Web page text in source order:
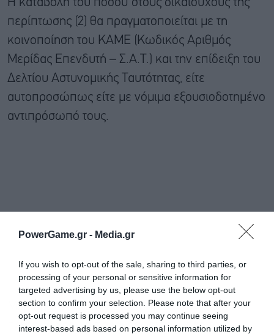
PowerGame.gr - Media.gr
If you wish to opt-out of the sale, sharing to third parties, or
processing of your personal or sensitive information for
targeted advertising by us, please use the below opt-out
section to confirm your selection. Please note that after your
opt-out request is processed you may continue seeing
interest-based ads based on personal information utilized by
Η καταβολή του ποσού στους δικαιούχους της
περίπτωσης (2) θα πραγματοποιείται με τη
κοινοποίηση του ΚΑΜΕ (Κωδικός Αριθμός
Μερίδας Επενδυτή – Σ.Α.Τ.) και την επίδειξη του
Δελτίου Αστυνομικής Ταυτότητας, είτε
αυτοπροσώπως είτε με νόμιμα εξουσιοδοτημένο
αντιπρόσωπό τους.
Μερίσματα που δεν θα εισπραχθούν μέσα σε
πέντε (5) χρόνια παραγράφονται υπέρ του